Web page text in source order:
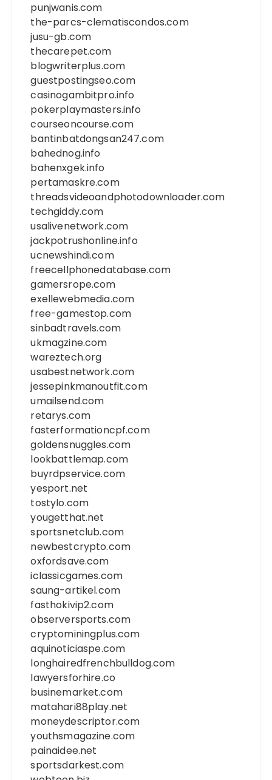
punjwanis.com
the-parcs-clematiscondos.com
jusu-gb.com
thecarepet.com
blogwriterplus.com
guestpostingseo.com
casinogambitpro.info
pokerplaymasters.info
courseoncourse.com
bantinbatdongsan247.com
bahednog.info
bahenxgek.info
pertamaskre.com
threadsvideoandphotodownloader.com
techgiddy.com
usalivenetwork.com
jackpotrushonline.info
ucnewshindi.com
freecellphonedatabase.com
gamersrope.com
exellewebmedia.com
free-gamestop.com
sinbadtravels.com
ukmagzine.com
wareztech.org
usabestnetwork.com
jessepinkmanoutfit.com
umailsend.com
retarys.com
fasterformationcpf.com
goldensnuggles.com
lookbattlemap.com
buyrdpservice.com
yesport.net
tostylo.com
yougetthat.net
sportsnetclub.com
newbestcrypto.com
oxfordsave.com
iclassicgames.com
saung-artikel.com
fasthokivip2.com
observersports.com
cryptominingplus.com
aquinoticiaspe.com
longhairedfrenchbulldog.com
lawyersforhire.co
businemarket.com
matahari88play.net
moneydescriptor.com
youthsmagazine.com
painaidee.net
sportsdarkest.com